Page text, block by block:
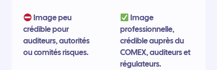
Image peu
crédible pour
auditeurs, autorités
ou comités risques.
Image
professionnelle,
crédible auprès du
COMEX, auditeurs et
régulateurs.